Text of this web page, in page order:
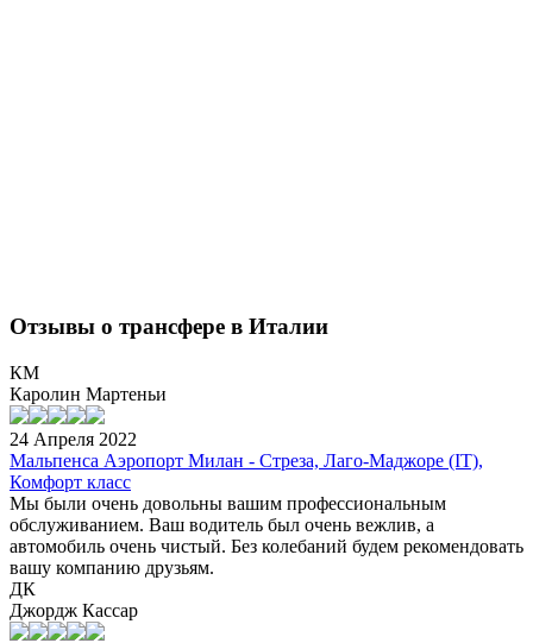
Отзывы о трансфере в Италии
КМ
Каролин Мартеньи
24 Апреля 2022
Мальпенса Аэропорт Милан - Стреза, Лаго-Маджоре (IT),
Комфорт класс
Мы были очень довольны вашим профессиональным
обслуживанием. Ваш водитель был очень вежлив, а
автомобиль очень чистый. Без колебаний будем рекомендовать
вашу компанию друзьям.
ДК
Джордж Кассар